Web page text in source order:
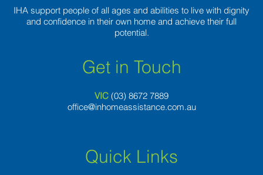
IHA support people of all ages and abilities to live with dignity
and confidence in their own home and achieve their full
potential.
Get in Touch
VIC (03) 8672 7889
office@inhomeassistance.com.au
Quick Links